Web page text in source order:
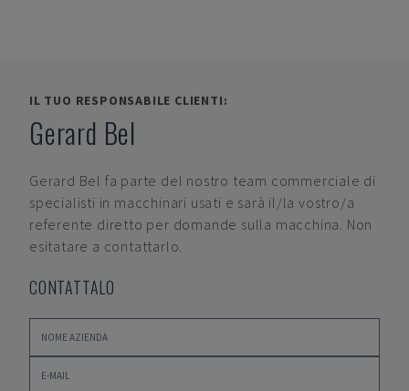
IL TUO RESPONSABILE CLIENTI:
Gerard Bel
Gerard Bel fa parte del nostro team commerciale di
specialisti in macchinari usati e sarà il/la vostro/a
referente diretto per domande sulla macchina. Non
esitatare a contattarlo.
CONTATTALO